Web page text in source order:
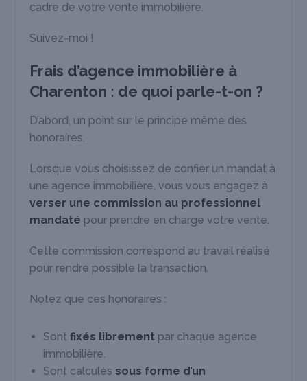
cadre de votre vente immobilière.
Suivez-moi !
Frais d’agence immobilière à
Charenton : de quoi parle-t-on ?
D’abord, un point sur le principe même des
honoraires.
Lorsque vous choisissez de confier un mandat à
une agence immobilière, vous vous engagez à
verser une commission au professionnel
mandaté pour prendre en charge votre vente.
Cette commission correspond au travail réalisé
pour rendre possible la transaction.
Notez que ces honoraires :
Sontfixés librement par chaque agence
immobilière.
Sont calculés sous forme d’un